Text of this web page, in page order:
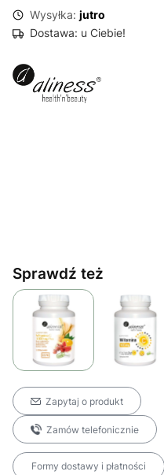
Wysyłka: jutro
Dostawa: u Ciebie!
Sprawdź też
Zapytaj o produkt
Zamów telefonicznie
Formy dostawy i płatności